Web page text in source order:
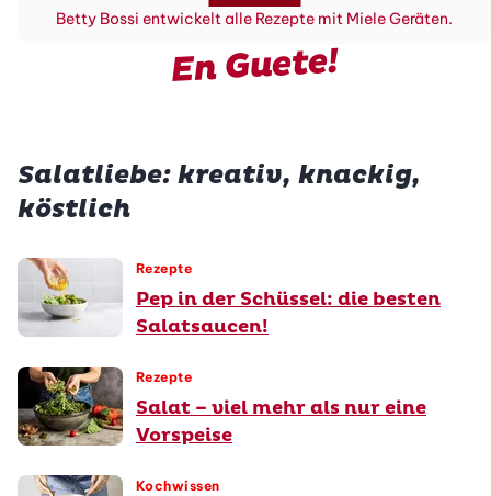
Betty Bossi entwickelt alle Rezepte mit Miele Geräten.
En Guete!
Salatliebe: kreativ, knackig,
köstlich
Rezepte
Pep in der Schüssel: die besten
Salatsaucen!
Rezepte
Salat – viel mehr als nur eine
Vorspeise
Kochwissen